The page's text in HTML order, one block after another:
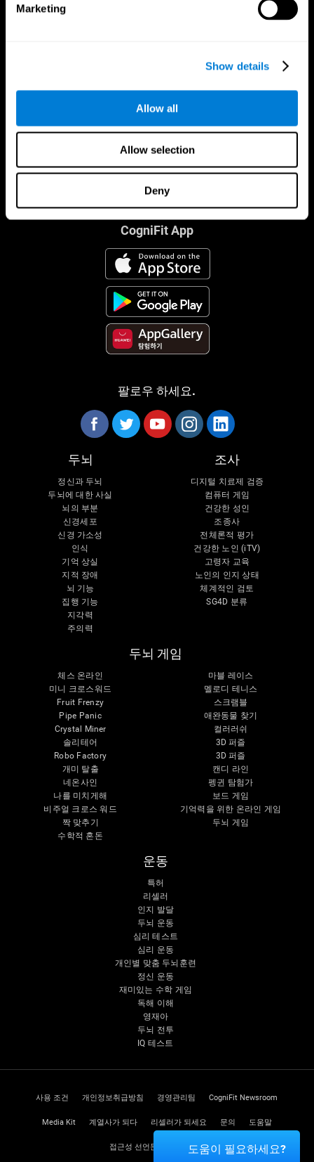
Marketing
Show details
Allow all
Allow selection
Deny
CogniFit App
팔로우 하세요.
두뇌
정신과 두뇌
두뇌에 대한 사실
뇌의 부분
신경세포
신경 가소성
인식
기억 상실
지적 장애
뇌 기능
집행 기능
지각력
주의력
조사
디지털 치료제 검증
컴퓨터 게임
건강한 성인
조종사
전체론적 평가
건강한 노인 (iTV)
고령자 교육
노인의 인지 상태
체계적인 검토
SG4D 분류
두뇌 게임
체스 온라인
미니 크로스워드
Fruit Frenzy
Pipe Panic
Crystal Miner
솔리테어
Robo Factory
개미 탈출
네온사인
나를 미치게해
비주얼 크로스 워드
짝 맞추기
수학적 혼돈
마블 레이스
멜로디 테니스
스크램블
애완동물 찾기
컬러러쉬
3D 퍼즐
3D 퍼즐
캔디 라인
펭귄 탐험가
보드 게임
기억력을 위한 온라인 게임
두뇌 게임
운동
특허
리셀러
인지 발달
두뇌 운동
심리 테스트
심리 운동
개인별 맞춤 두뇌훈련
정신 운동
재미있는 수학 게임
독해 이해
영재아
두뇌 전투
IQ 테스트
사용 조건 개인정보취급방침 경영관리팀 CogniFit Newsroom
Media Kit 계열사가 되다 리셀러가 되세요 문의 도움말
접근성 선언문 신뢰 센터도움이 필요하세요?